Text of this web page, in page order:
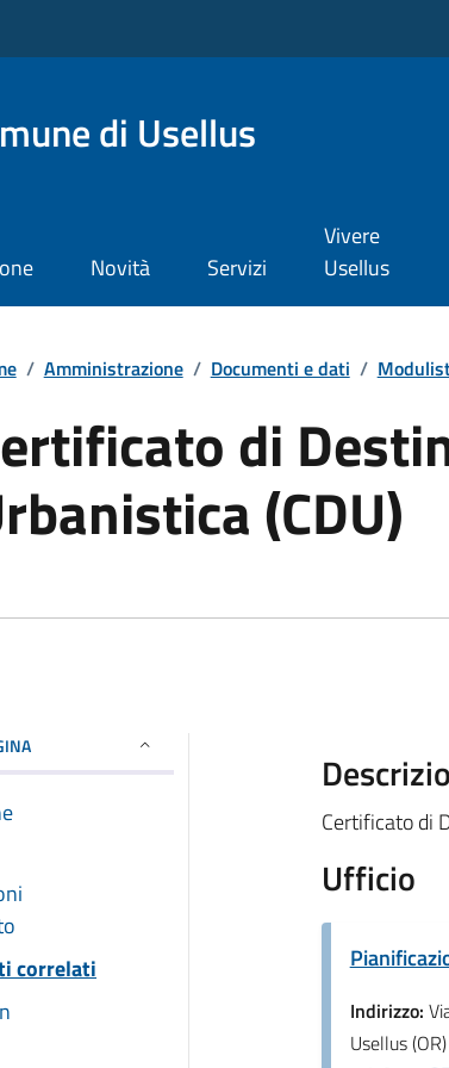
di Usellus
Novità Servizi
Vivere
Usellus
/ Amministrazione / Documenti e dati /
di
(CDU)
correlati
Certificato di
Ufficio
Indirizzo:
Usellus (OR)